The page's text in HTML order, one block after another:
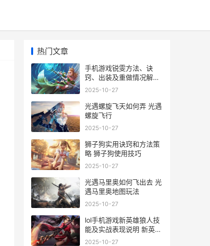
热门文章
手机游戏锐雯方法、诀
窍、出装及重做情况解析
手游锐雯操作设置
2025-10-27
光遇螺旋飞天如何弄 光遇
螺旋飞行
2025-10-27
狮子狗实用诀窍和方法策
略 狮子狗使用技巧
2025-10-27
光遇马里奥如何飞出去 光
遇马里奥地图玩法
2025-10-27
lol手机游戏新英雄狼人技
能及实战表现说明 新英雄
联盟手游
2025-10-27